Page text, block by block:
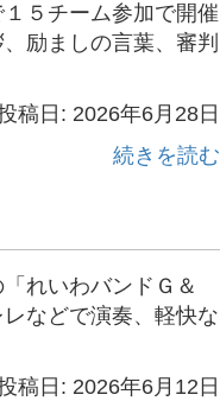
５チーム参加で開催
励ましの言葉、審判
稿日: 2026年6月28日
続きを読む
れいわバンドＧ＆
などで演奏、軽快な
稿日: 2026年6月12日